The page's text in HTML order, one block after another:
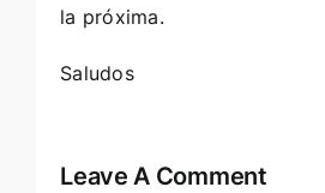
la próxima.
Saludos
Leave A Comment